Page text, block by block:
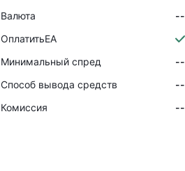
Валюта
--
ОплатитьEA
Минимальный спред
--
Способ вывода средств
--
Комиссия
--